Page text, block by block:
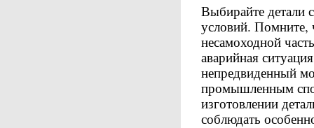
Выбирайте детали
условий. Помните,
несамоходной
аварийная
непредвиденный
промышленным
изготовлении
соблюдать